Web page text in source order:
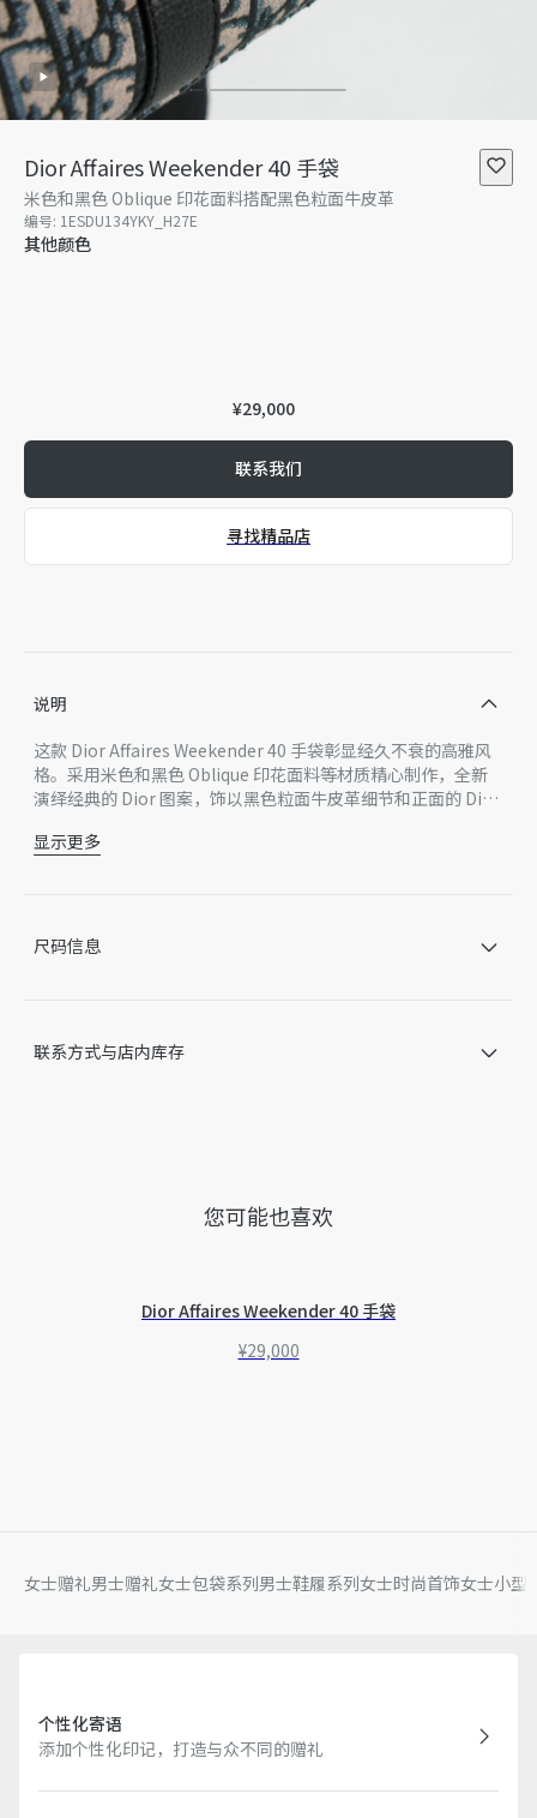
Dior Affaires Weekender 40 手袋
米色和黑色 Oblique 印花面料搭配黑色粒面牛皮革
编号: 1ESDU134YKY_H27E
其他颜色
¥29,000
联系我们
寻找精品店
说明
这款 Dior Affaires Weekender 40 手袋彰显经久不衰的高雅风
格。采用米色和黑色 Oblique 印花面料等材质精心制作，全新
演绎经典的 Dior 图案，饰以黑色粒面牛皮革细节和正面的 Dior
用品。搭配可调节、可拆卸的肩带和皮革顶部手柄，可手提或肩
主体：棉，牛皮革，科技面料
内部拉链口袋
皮革顶部手柄
内部饰有 Dior 压花标志
关问题，请致电迪奥客服中心。
显示更多
尺码信息
联系方式与店内库存
您可能也喜欢
Dior Affaires Weekender 40 手袋
¥29,000
女士赠礼男士赠礼女士包袋系列男士鞋履系列女士时尚首饰女士小型
个性化寄语
添加个性化印记，打造与众不同的赠礼